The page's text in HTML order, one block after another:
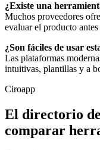
¿Existe una
Muchos proveedores
evaluar el producto antes
¿Son fáciles de usar
Las plataformas
intuitivas, plantillas y a
Ciroapp
El directorio
comparar